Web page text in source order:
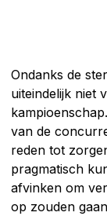
Ondanks de
uiteindelijk niet
van de
reden tot
pragmatisch
afvinken om
op zouden